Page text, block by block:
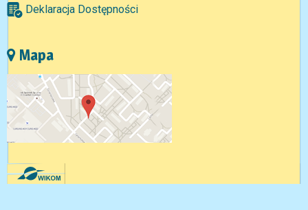
Deklaracja Dostępności
Mapa